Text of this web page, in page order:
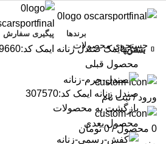
ورود / ثبت نام
0 محصول /
0 تومان
برندها پیگیری سفارش
خانهایمکصندل زنانه ایمک کد:509660
محصول قبلی
صندل زنانه ایمک کد:307570
بازگشت به محصولات
محصول بعدی
بستن
بستن
بستن
بستن
بستن
بستن
بستن
بستن